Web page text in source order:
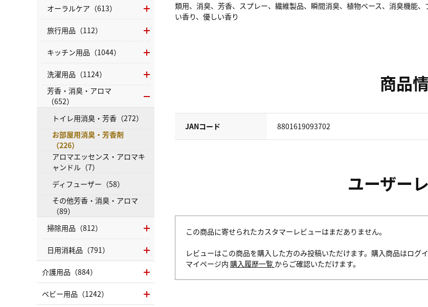
類用、消臭、芳香、スプレー、繊維製品、瞬間消臭、植物ベース、消臭機能
い香り、優しい香り
商品
JANコード 8801619093702
ユーザー
この商品に寄せられたカスタマーレビューはまだありません。
レビューはこの商品を購入した方のみ投稿いただけます。購入商品はログイ
マイページ内 購入履歴一覧 からご確認いただけます。
オーラルケア（613）
旅行用品（112）
キッチン用品（1044）
洗濯用品（1124）
芳香・消臭・アロマ
（652）
トイレ用消臭・芳香（272）
お部屋用消臭・芳香剤
（226）
アロマエッセンス・アロマキ
ャンドル（7）
ディフューザー（58）
その他芳香・消臭・アロマ
（89）
掃除用品（812）
日用消耗品（791）
介護用品（884）
ベビー用品（1242）